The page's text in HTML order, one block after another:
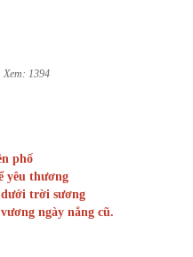
1394
phố
yêu thương
dưới trời sương
ngày nắng cũ.